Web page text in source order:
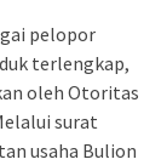
pelopor
terlengkap,
oleh Otoritas
surat
usaha Bulion